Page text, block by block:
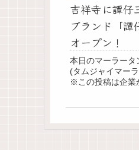
吉祥寺に譚仔
ブランド「譚
オープン！
本日のマーラータ
(タムジャイマー
※この投稿は企業
ています。「譚仔
がマーラータン